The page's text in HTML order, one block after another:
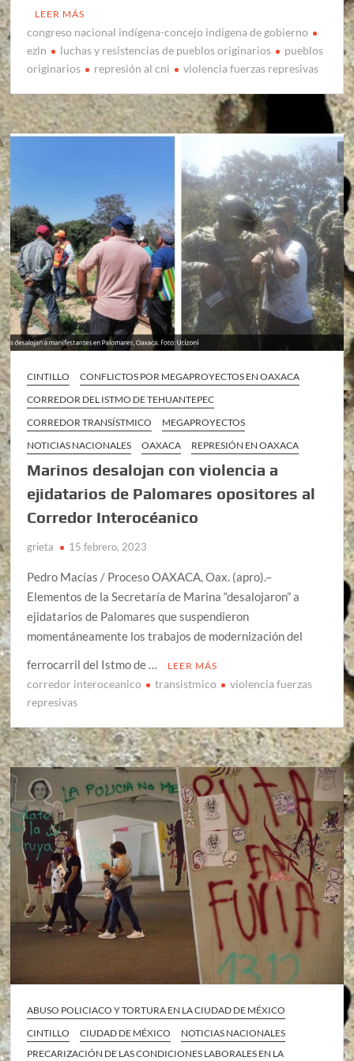
LEER MÁS
congreso nacional indígena-concejo indígena de gobierno
ezln
luchas y resistencias de pueblos originarios
pueblos
originarios
represión al cni violencia fuerzas represivas
CINTILLO
CONFLICTOS POR MEGAPROYECTOS EN OAXACA
CORREDOR DEL ISTMO DE TEHUANTEPEC
CORREDOR TRANSÍSTMICO
MEGAPROYECTOS
NOTICIAS NACIONALES
OAXACA REPRESIÓN EN OAXACA
Marinos desalojan con violencia a
ejidatarios de Palomares opositores al
Corredor Interocéanico
grieta 15 febrero, 2023
Pedro Macías / Proceso OAXACA, Oax. (apro).–
Elementos de la Secretaría de Marina “desalojaron” a
ejidatarios de Palomares que suspendieron
momentáneamente los trabajos de modernización del
ferrocarril del Istmo de …
LEER MÁS
corredor interoceanico transistmico
violencia fuerzas
represivas
ABUSO POLICIACO Y TORTURA EN LA CIUDAD DE MÉXICO
CINTILLO
CIUDAD DE MÉXICO
NOTICIAS NACIONALES
PRECARIZACIÓN DE LAS CONDICIONES LABORALES EN LA